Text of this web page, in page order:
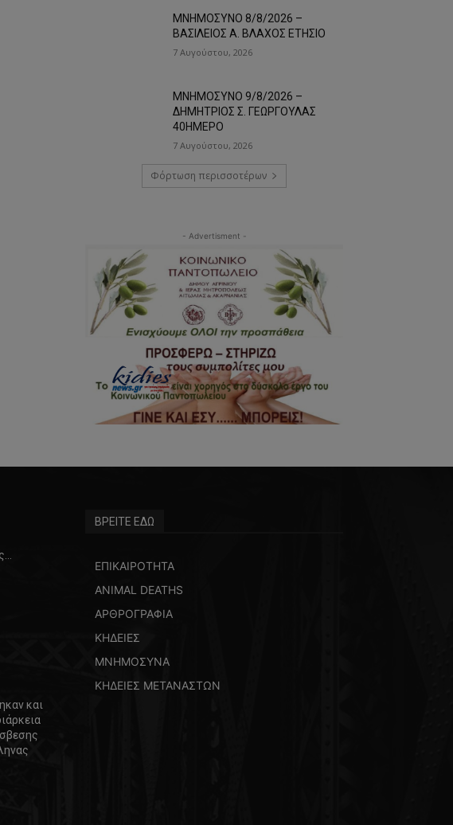
ΜΝΗΜΟΣΥΝΟ 8/8/2026 –
ΒΑΣΙΛΕΙΟΣ Α. ΒΛΑΧΟΣ ΕΤΗΣΙΟ
7 Αυγούστου, 2026
ΜΝΗΜΟΣΥΝΟ 9/8/2026 –
ΔΗΜΗΤΡΙΟΣ Σ. ΓΕΩΡΓΟΥΛΑΣ
40ΗΜΕΡΟ
7 Αυγούστου, 2026
Φόρτωση περισσοτέρων
- Advertisment -
και
ΒΡΕΙΤΕ ΕΔΩ
ΕΠΙΚΑΙΡΟΤΗΤΑ
ANIMAL DEATHS
ΑΡΘΡΟΓΡΑΦΙΑ
ΚΗΔΕΙΕΣ
ΜΝΗΜΟΣΥΝΑ
ΚΗΔΕΙΕΣ ΜΕΤΑΝΑΣΤΩΝ